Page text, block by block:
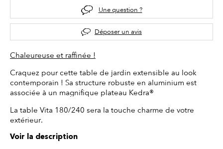
Une question ?
Déposer un avis
Chaleureuse et raffinée !
Craquez pour cette table de jardin extensible au look
contemporain ! Sa structure robuste en aluminium est
associée à un magnifique plateau Kedra®
La table Vita 180/240 sera la touche charme de votre
extérieur.
Voir la description